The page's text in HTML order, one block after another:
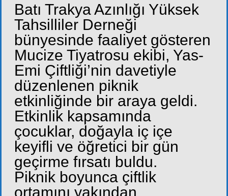
Batı Trakya Azınlığı Yüksek
Tahsilliler Derneği
bünyesinde faaliyet gösteren
Mucize Tiyatrosu ekibi, Yas-
Emi Çiftliği’nin davetiyle
düzenlenen piknik
etkinliğinde bir araya geldi.
Etkinlik kapsamında
çocuklar, doğayla iç içe
keyifli ve öğretici bir gün
geçirme fırsatı buldu.
Piknik boyunca çiftlik
ortamını yakından